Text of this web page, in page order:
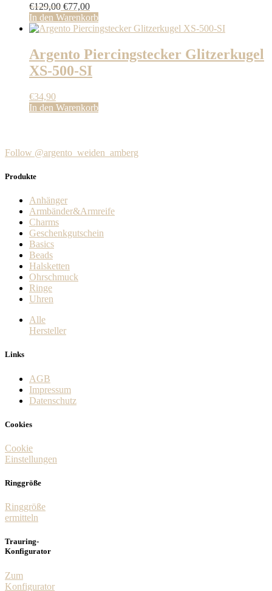
€129,00 Ursprünglicher
Preis
war:
€77,00Aktueller
Preis
ist:
In den Warenkorb
Argento Piercingstecker Glitzerkugel
XS-500-SI
€34,90
In den Warenkorb
Follow @argento_weiden_amberg
Produkte
Anhänger
Armbänder&Armreife
Charms
Geschenkgutschein
Basics
Beads
Halsketten
Ohrschmuck
Ringe
Uhren
Alle
Hersteller
Links
AGB
Impressum
Datenschutz
Cookies
Cookie
Einstellungen
Ringgröße
Ringgröße
ermitteln
Trauring-
Konfigurator
Zum
Konfigurator